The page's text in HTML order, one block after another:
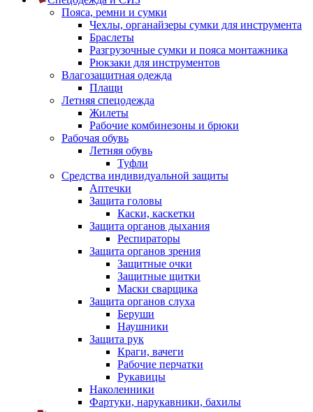
Пояса, ремни и сумки
Чехлы, органайзеры сумки для инструмента
Браслеты
Разгрузочные сумки и пояса монтажника
Рюкзаки для инструментов
Влагозащитная одежда
Плащи
Летняя спецодежда
Жилеты
Рабочие комбинезоны и брюки
Рабочая обувь
Летняя обувь
Туфли
Средства индивидуальной защиты
Аптечки
Защита головы
Каски, каскетки
Защита органов дыхания
Респираторы
Защита органов зрения
Защитные очки
Защитные щитки
Маски сварщика
Защита органов слуха
Беруши
Наушники
Защита рук
Краги, вачеги
Рабочие перчатки
Рукавицы
Наколенники
Фартуки, нарукавники, бахилы